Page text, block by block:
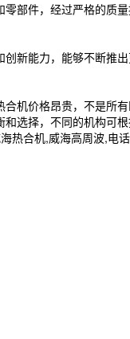
件，经过严格的质
能力，能够不断推
价格昂贵，不是所
选择，不同的机构可根
热合机,威海高周波,电